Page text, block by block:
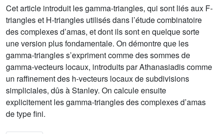
Cet article introduit les gamma-triangles, qui sont liés aux F-
triangles et H-triangles utilisés dans l’étude combinatoire
des complexes d’amas, et dont ils sont en quelque sorte
une version plus fondamentale. On démontre que les
gamma-triangles s’expriment comme des sommes de
gamma-vecteurs locaux, introduits par Athanasiadis comme
un raffinement des h-vecteurs locaux de subdivisions
simpliciales, dûs à Stanley. On calcule ensuite
explicitement les gamma-triangles des complexes d’amas
de type fini.